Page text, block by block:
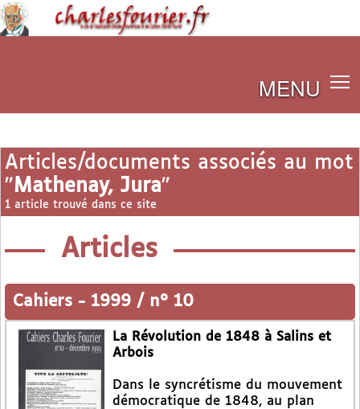
MENU
Articles/documents associés au mot
"Mathenay, Jura"
1 article trouvé dans ce site
Articles
Cahiers - 1999 / n° 10
La Révolution de 1848 à Salins et
Arbois
Dans le syncrétisme du mouvement
démocratique de 1848, au plan